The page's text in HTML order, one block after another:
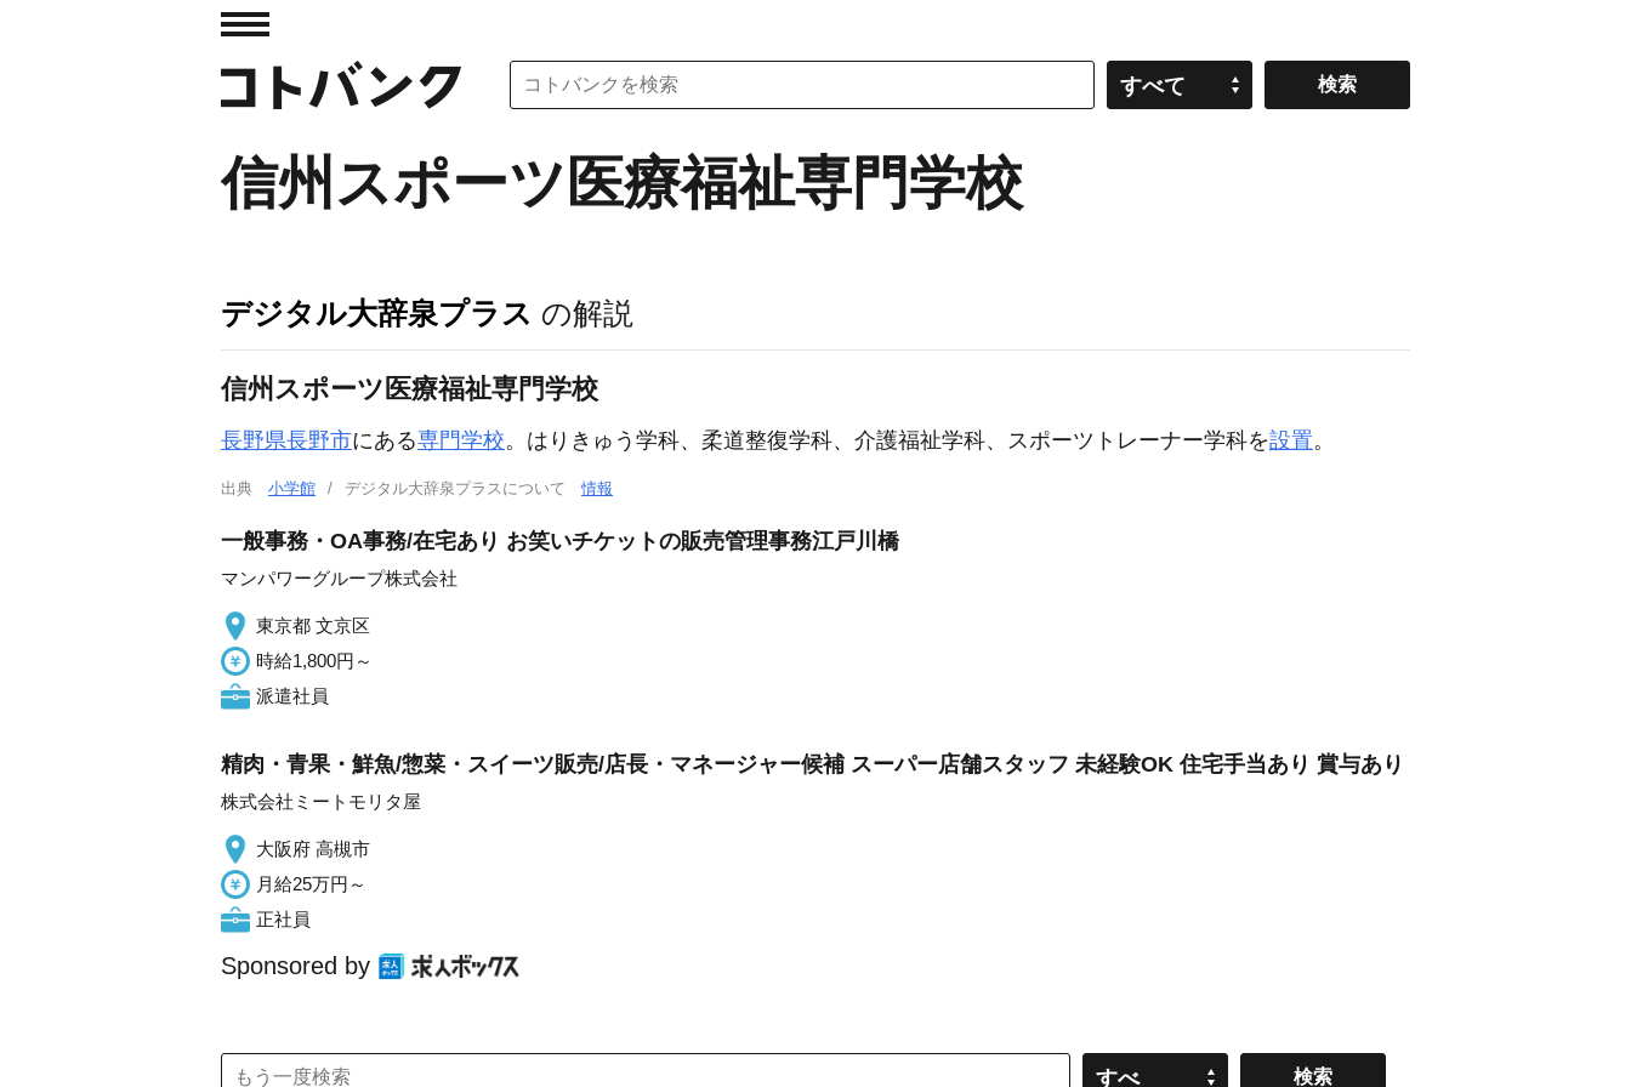
すべて
信州スポーツ医療福祉専門学校
デジタル大辞泉プラス の解説
信州スポーツ医療福祉専門学校
長野県長野市にある専門学校。はりきゅう学科、柔道整復学科、介護福祉学科、スポーツトレーナー学科を設置。
出典 小学館 デジタル大辞泉プラスについて情報
一般事務・OA事務/在宅あり お笑いチケットの販売管理事務江戸川橋
マンパワーグループ株式会社
東京都 文京区
時給1,800円～
派遣社員
精肉・青果・鮮魚/惣菜・スイーツ販売/店長・マネージャー候補 スーパー店舗スタッフ 未経験OK 住宅手当あり 賞与あり
株式会社ミートモリタ屋
大阪府 高槻市
月給25万円～
正社員
Sponsored by
すべ